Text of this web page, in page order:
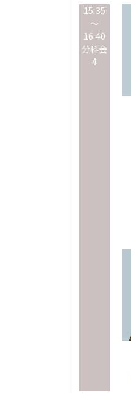
15:35
～
16:40
分科会
4